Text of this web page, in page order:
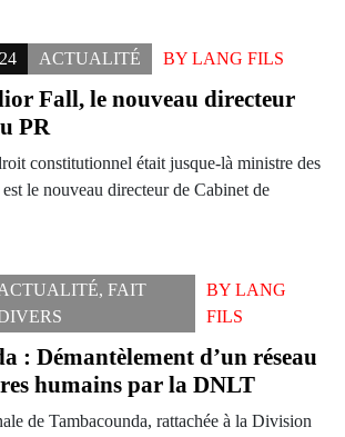
ACTUALITÉ BY LANG FILS
Fall, le nouveau directeur
PR
constitutionnel était jusque-là ministre des
le nouveau directeur de Cabinet de
, FAIT
BY LANG
FILS
: Démantèlement d’un réseau
humains par la DNLT
de Tambacounda, rattachée à la Division